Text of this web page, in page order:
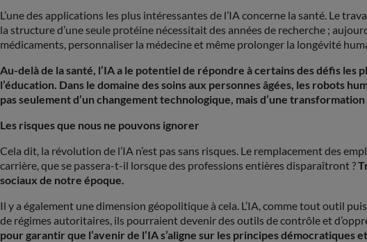
L’une des applications les plus intéressantes de l’IA concerne la santé. Le
la structure d’une seule protéine nécessitait des années de recherche ;
médicaments, personnaliser la médecine et même prolonger la longévité
Au-delà de la santé, l’IA a le potentiel de répondre à certains des défis
l’éducation. Dans le domaine des soins aux personnes âgées, les robots
pas seulement d’un changement technologique, mais d’une
Les risques que nous ne pouvons ignorer
Cela dit, la révolution de l’IA n’est pas sans risques. Le remplacement des
carrière, que se passera-t-il lorsque des professions entières disparaîtront ?
sociaux de notre époque.
Il y a également une dimension géopolitique à cela. L’IA, comme tout outil
de régimes autoritaires, ils pourraient devenir des outils de contrôle et
pour garantir que l’avenir de l’IA s’aligne sur les principes démocratiques